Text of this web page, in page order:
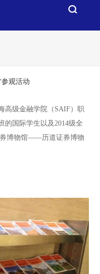
参观活动
高级金融学院（SAIF）职
的国际学生以及2014级全
券博物馆——历道证券博物